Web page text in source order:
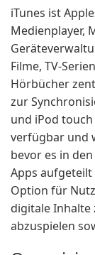
iTunes ist
Medienplayer,
Filme, TV-
Hörbücher
zur
und iPod
verfügbar und
bevor es in
Apps
Option für
digitale Inhalte
abzuspielen